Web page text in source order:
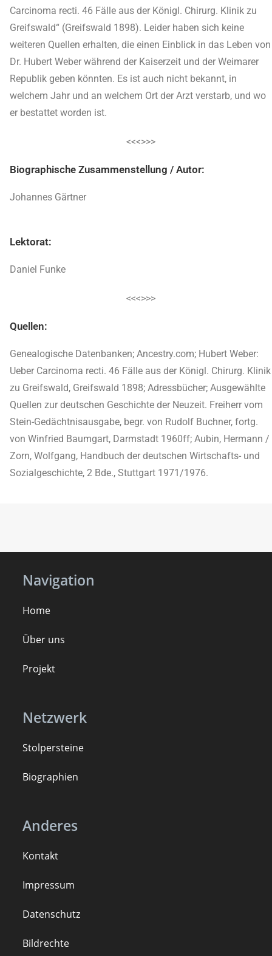
Carcinoma recti. 46 Fälle aus der Königl. Chirurg. Klinik zu
Greifswald“ (Greifswald 1898). Leider haben sich keine
weiteren Quellen erhalten, die einen Einblick in das Leben von
Dr. Hubert Weber während der Kaiserzeit und der Weimarer
Republik geben könnten. Es ist auch nicht bekannt, in
welchem Jahr und an welchem Ort der Arzt verstarb, und wo
er bestattet worden ist.
<<<>>>
Biographische Zusammenstellung / Autor:
Johannes Gärtner
Lektorat:
Daniel Funke
<<<>>>
Quellen:
Genealogische Datenbanken; Ancestry.com; Hubert Weber:
Ueber Carcinoma recti. 46 Fälle aus der Königl. Chirurg. Klinik
zu Greifswald, Greifswald 1898; Adressbücher; Ausgewählte
Quellen zur deutschen Geschichte der Neuzeit. Freiherr vom
Stein-Gedächtnisausgabe, begr. von Rudolf Buchner, fortg.
von Winfried Baumgart, Darmstadt 1960ff; Aubin, Hermann /
Zorn, Wolfgang, Handbuch der deutschen Wirtschafts- und
Sozialgeschichte, 2 Bde., Stuttgart 1971/1976.
Navigation
Home
Über uns
Projekt
Netzwerk
Stolpersteine
Biographien
Anderes
Kontakt
Impressum
Datenschutz
Bildrechte